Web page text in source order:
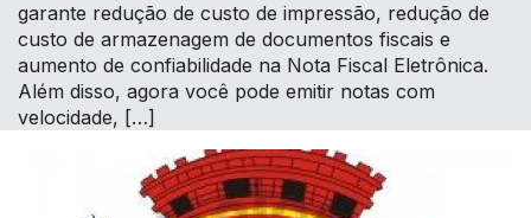
garante redução de custo de impressão, redução de
custo de armazenagem de documentos fiscais e
aumento de confiabilidade na Nota Fiscal Eletrônica.
Além disso, agora você pode emitir notas com
velocidade, […]